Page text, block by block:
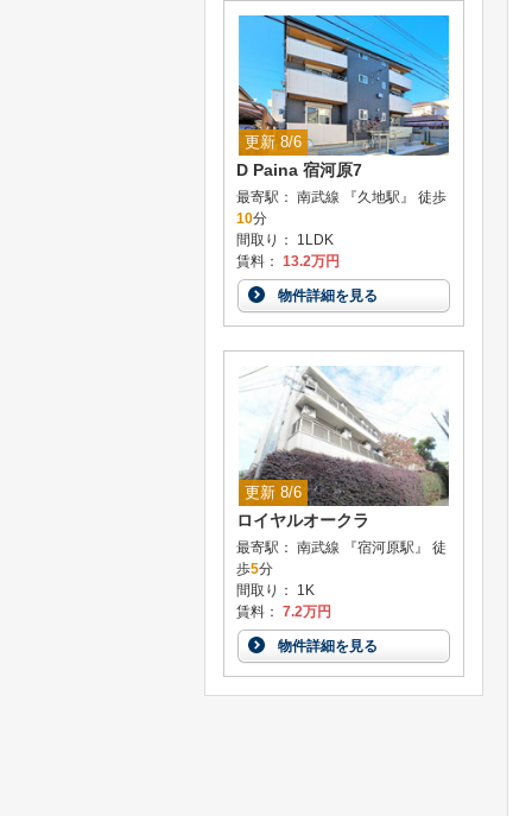
更新 8/6
D Paina 宿河原7
最寄駅： 南武線 『久地駅』 徒歩
10分
間取り： 1LDK
賃料： 13.2万円
物件詳細を見る
更新 8/6
ロイヤルオークラ
最寄駅： 南武線 『宿河原駅』 徒
歩5分
間取り： 1K
賃料： 7.2万円
物件詳細を見る